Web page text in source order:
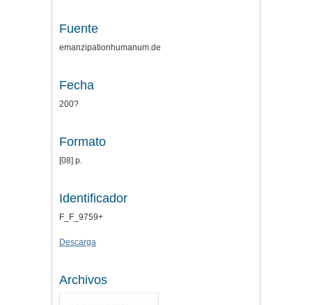
Fuente
emanzipationhumanum.de
Fecha
200?
Formato
[08] p.
Identificador
F_F_9759+
Descarga
Archivos